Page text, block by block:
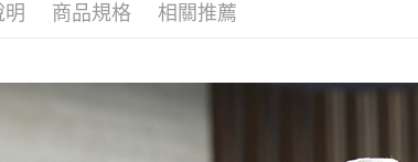
明 商品規格 相關推薦